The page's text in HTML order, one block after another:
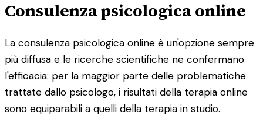
Consulenza psicologica online
La consulenza psicologica online è un'opzione sempre
più diffusa e le ricerche scientifiche ne confermano
l'efficacia: per la maggior parte delle problematiche
trattate dallo psicologo, i risultati della terapia online
sono equiparabili a quelli della terapia in studio.